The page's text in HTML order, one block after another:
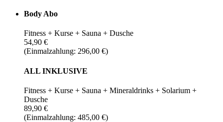
Body Abo
Fitness + Kurse + Sauna + Dusche
54,90 €
(Einmalzahlung: 296,00 €)
ALL INKLUSIVE
Fitness + Kurse + Sauna + Mineraldrinks + Solarium +
Dusche
89,90 €
(Einmalzahlung: 485,00 €)